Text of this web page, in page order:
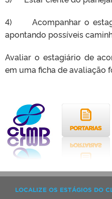
4) Acompanhar o
apontando possíveis
Avaliar o estagiário de
em uma ficha de avaliação
LOCALIZE OS ESTÁGIOS DO